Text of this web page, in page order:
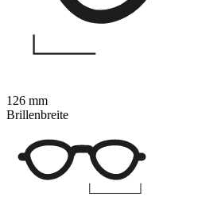
126 mm
Brillenbreite